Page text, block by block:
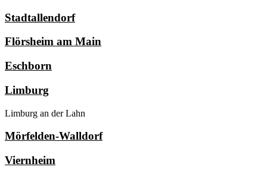
Stadtallendorf
Flörsheim am Main
Eschborn
Limburg
Limburg an der Lahn
Mörfelden-Walldorf
Viernheim